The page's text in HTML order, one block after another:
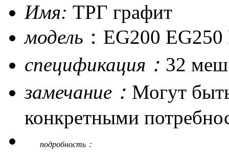
Имя: ТРГ графит
модель ：EG200
спецификация： 32
замечание： Могут
конкретными
подробность：